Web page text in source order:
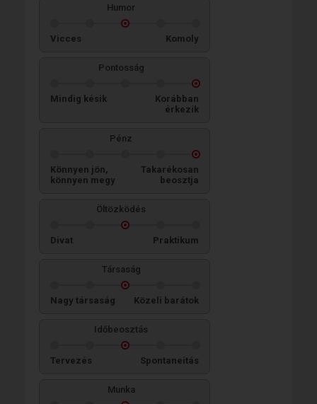
Humor
Vicces Komoly
Pontosság
Mindig késik
Korábban
érkezik
Pénz
Könnyen jön,
könnyen megy
Takarékosan
beosztja
Öltözködés
Divat Praktikum
Társaság
Nagy társaság Közeli barátok
Időbeosztás
Tervezés Spontaneitás
Munka